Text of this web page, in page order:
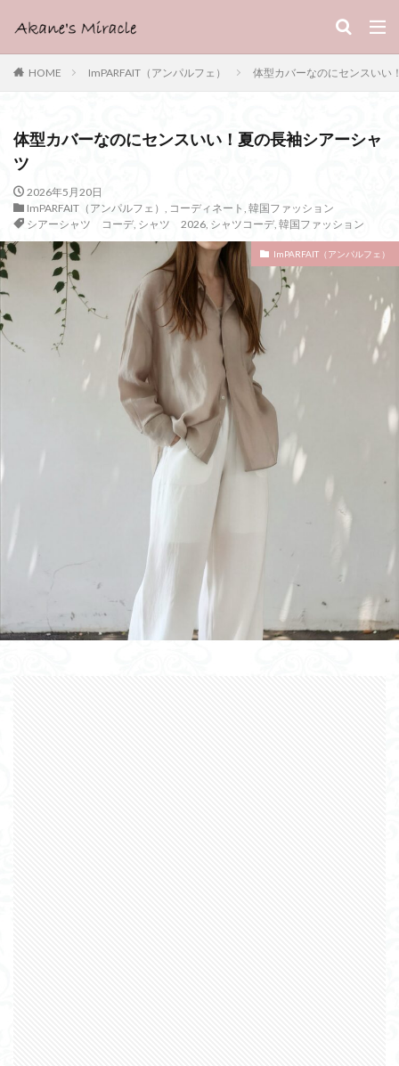
HOME ImPARFAIT（アンパルフェ） 体型カバーなのにセンスいい
体型カバーなのにセンスいい！夏の長袖シアーシャ
ツ
2026年5月20日
ImPARFAIT（アンパルフェ） , コーディネート , 韓国ファッション
シアーシャツ コーデ, シャツ 2026, シャツコーデ, 韓国ファッション
ImPARFAIT（アンパルフェ）